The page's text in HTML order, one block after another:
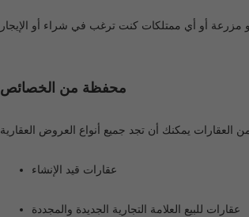
أو أي ممتلكات كنت ترغب في شراء أو الإيجار
محفظة من الخصائص
يمكنك أن تجد جميع أنواع العروض العقارية
عقارات قيد الإنشاء
عقارات للبيع العلامة التجارية الجديدة والمجددة